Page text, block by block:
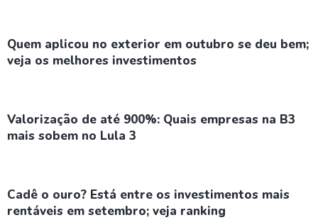
Quem aplicou no exterior em outubro se deu bem;
veja os melhores investimentos
Valorização de até 900%: Quais empresas na B3
mais sobem no Lula 3
Cadê o ouro? Está entre os investimentos mais
rentáveis em setembro; veja ranking